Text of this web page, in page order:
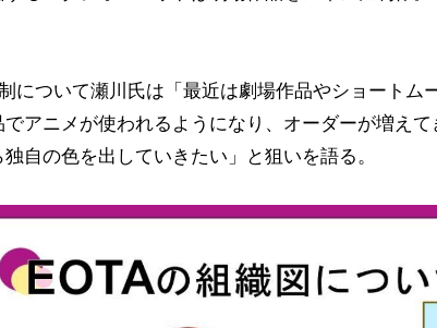
について瀬川氏は「最近は劇場作品やショートム
でアニメが使われるようになり、オーダーが増え
自の色を出していきたい」と狙いを語る。